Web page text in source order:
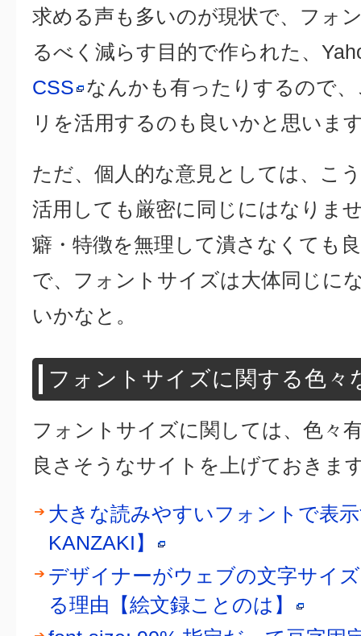
求める声も多いのが現状で、フォ
るべく減らす目的で作られた、
CSS
なんかも有ったりするので
リを活用するのも良いかと思いま
ただ、個人的な意見としては、こ
活用しても厳密に同じにはなりま
癖・特徴を無理して潰さなくても
で、フォントサイズは大体同じに
いかなと。
フォントサイズに関する色々
フォントサイズに関しては、色々
良さそうなサイトを上げておきま
大きな読みやすいフォントで表
KANZAKI】
デザイナーがウェブの文字サイ
る理由【絵文録ことのは】